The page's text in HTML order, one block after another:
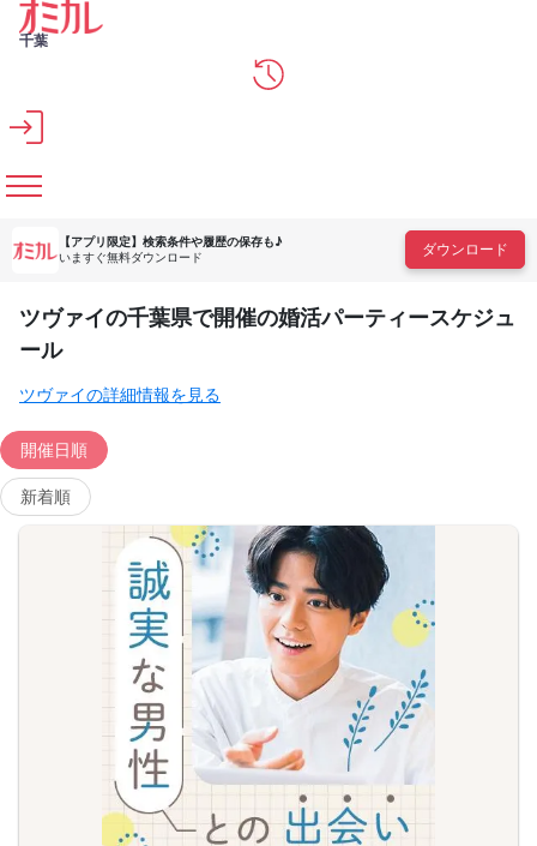
メインコンテンツへスキップ
千葉
【アプリ限定】 検索条件や履歴の保存も♪
いますぐ無料ダウンロード
ダウンロード
ツヴァイの千葉県で開催の婚活パーティースケジュ
ール
ツヴァイの詳細情報を見る
開催日順
新着順